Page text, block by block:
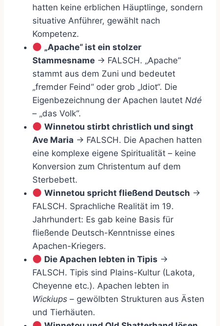
hatten keine erblichen Häuptlinge, sondern
situative Anführer, gewählt nach
Kompetenz.
„Apache“ ist ein stolzer
Stammesname → FALSCH. „Apache“
stammt aus dem Zuni und bedeutet
„fremder Feind“ oder grob „Idiot“. Die
Eigenbezeichnung der Apachen lautet Ndé
– „das Volk“.
Winnetou stirbt christlich und singt
Ave Maria → FALSCH. Die Apachen hatten
eine komplexe eigene Spiritualität – keine
Konversion zum Christentum auf dem
Sterbebett.
Winnetou spricht fließend Deutsch →
FALSCH. Sprachliche Realität im 19.
Jahrhundert: Es gab keine Basis für
fließende Deutsch-Kenntnisse eines
Apachen-Kriegers.
Die Apachen lebten in Tipis →
FALSCH. Tipis sind Plains-Kultur (Lakota,
Cheyenne etc.). Apachen lebten in
Wickiups – gewölbten Strukturen aus Ästen
und Tierhäuten.